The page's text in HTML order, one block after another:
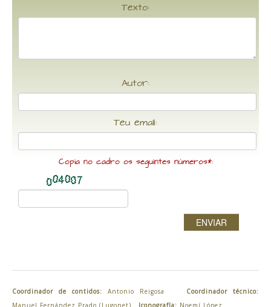
Texto:
Autor:
Teu email:
Copia no cadro os seguintes números*:
ENVIAR
Coordinador de contidos: Antonio Reigosa Coordinador técnico: